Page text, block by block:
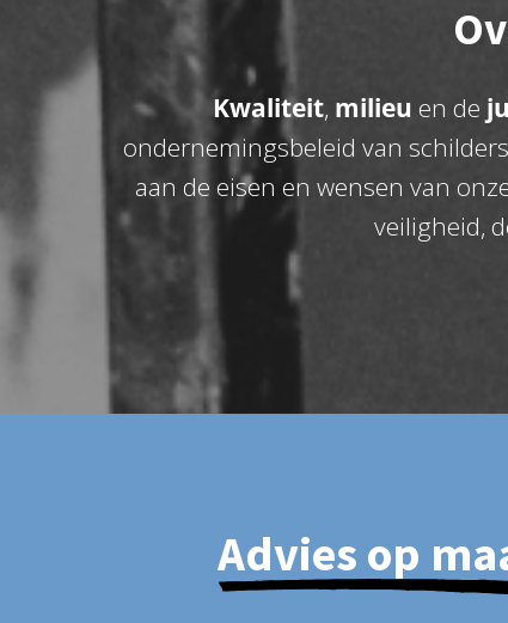
Kwaliteit, milieu en de
ondernemingsbeleid van
aan de eisen en wensen van
veiligheid,
Advies op